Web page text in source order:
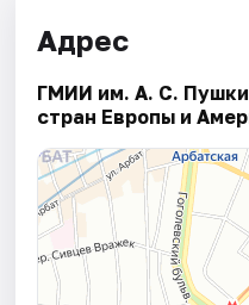
Адрес
ГМИИ им. А. С.
стран Европы и